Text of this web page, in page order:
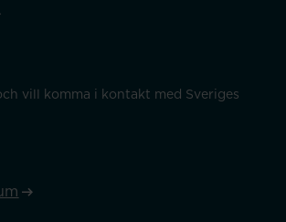
vill komma i kontakt med Sveriges